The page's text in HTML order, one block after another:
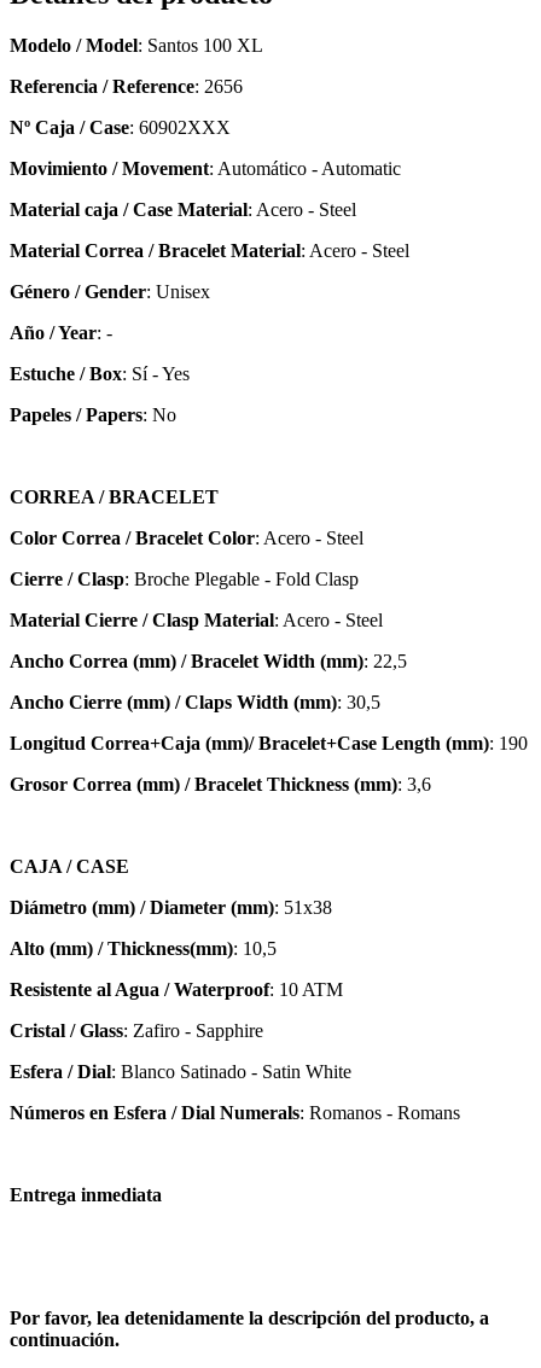
Modelo / Model: Santos 100 XL
Referencia / Reference: 2656
Nº Caja / Case: 60902XXX
Movimiento / Movement: Automático - Automatic
Material caja / Case Material: Acero - Steel
Material Correa / Bracelet Material: Acero - Steel
Género / Gender: Unisex
Año / Year: -
Estuche / Box: Sí - Yes
Papeles / Papers: No
CORREA / BRACELET
Color Correa / Bracelet Color: Acero - Steel
Cierre / Clasp: Broche Plegable - Fold Clasp
Material Cierre / Clasp Material: Acero - Steel
Ancho Correa (mm) / Bracelet Width (mm): 22,5
Ancho Cierre (mm) / Claps Width (mm): 30,5
Longitud Correa+Caja (mm)/ Bracelet+Case Length (mm): 190
Grosor Correa (mm) / Bracelet Thickness (mm): 3,6
CAJA / CASE
Diámetro (mm) / Diameter (mm): 51x38
Alto (mm) / Thickness(mm): 10,5
Resistente al Agua / Waterproof: 10 ATM
Cristal / Glass: Zafiro - Sapphire
Esfera / Dial: Blanco Satinado - Satin White
Números en Esfera / Dial Numerals: Romanos - Romans
Entrega inmediata
Por favor, lea detenidamente la descripción del producto, a
continuación.